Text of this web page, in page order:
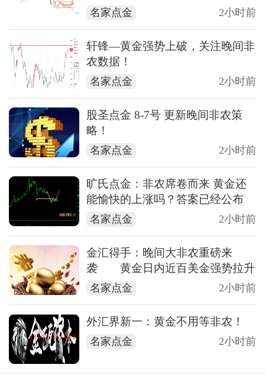
名家点金 2小时前
轩锋—黄金强势上破，关注晚间非
农数据！
名家点金 2小时前
股圣点金 8-7号 更新晚间非农策
略！
名家点金 2小时前
旷氏点金：非农席卷而来 黄金还
能愉快的上涨吗？答案已经公布
名家点金 2小时前
金汇得手：晚间大非农重磅来
袭 黄金日内近百美金强势拉升
名家点金 2小时前
外汇界新一：黄金不用等非农！
名家点金 2小时前